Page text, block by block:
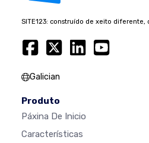
SITE123: construído de xeito diferente,
Galician
Produto
Páxina De Inicio
Características